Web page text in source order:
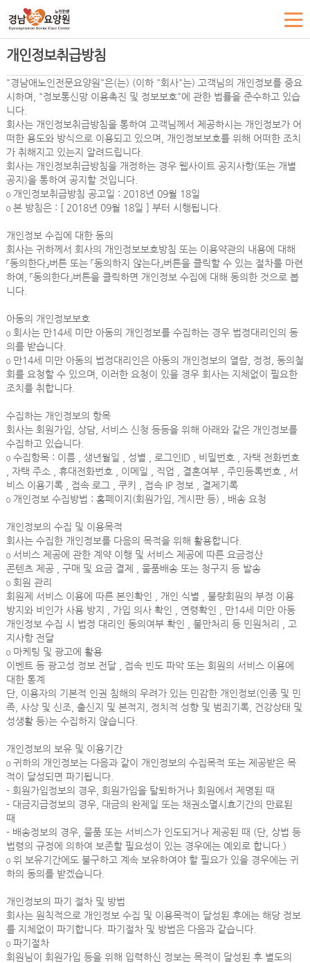
개인정보취급방침
"경남애노인전문요양원"은(는) (이하 "회사"는) 고객님의 개인정보를 중요
시하며, "정보통신망 이용촉진 및 정보보호"에 관한 법률을 준수하고 있습
니다.
회사는 개인정보취급방침을 통하여 고객님께서 제공하시는 개인정보가 어
떠한 용도와 방식으로 이용되고 있으며, 개인정보보호를 위해 어떠한 조치
가 취해지고 있는지 알려드립니다.
회사는 개인정보취급방침을 개정하는 경우 웹사이트 공지사항(또는 개별
공지)을 통하여 공지할 것입니다.
ο 개인정보취급방침 공고일 : 2018년 09월 18일
ο 본 방침은 : [ 2018년 09월 18일 ] 부터 시행됩니다.
개인정보 수집에 대한 동의
회사는 귀하께서 회사의 개인정보보호방침 또는 이용약관의 내용에 대해
「동의한다」버튼 또는 「동의하지 않는다」버튼을 클릭할 수 있는 절차를 마련
하여, 「동의한다」버튼을 클릭하면 개인정보 수집에 대해 동의한 것으로 봅
니다.
아동의 개인정보보호
ο 회사는 만14세 미만 아동의 개인정보를 수집하는 경우 법정대리인의 동
의를 받습니다.
ο 만14세 미만 아동의 법정대리인은 아동의 개인정보의 열람, 정정, 동의철
회를 요청할 수 있으며, 이러한 요청이 있을 경우 회사는 지체없이 필요한
조치를 취합니다.
수집하는 개인정보의 항목
회사는 회원가입, 상담, 서비스 신청 등등을 위해 아래와 같은 개인정보를
수집하고 있습니다.
ο 수집항목 : 이름 , 생년월일 , 성별 , 로그인ID , 비밀번호 , 자택 전화번호
, 자택 주소 , 휴대전화번호 , 이메일 , 직업 , 결혼여부 , 주민등록번호 , 서
비스 이용기록 , 접속 로그 , 쿠키 , 접속 IP 정보 , 결제기록
ο 개인정보 수집방법 : 홈페이지(회원가입, 게시판 등) , 배송 요청
개인정보의 수집 및 이용목적
회사는 수집한 개인정보를 다음의 목적을 위해 활용합니다.
ο 서비스 제공에 관한 계약 이행 및 서비스 제공에 따른 요금정산
콘텐츠 제공 , 구매 및 요금 결제 , 물품배송 또는 청구지 등 발송
ο 회원 관리
회원제 서비스 이용에 따른 본인확인 , 개인 식별 , 불량회원의 부정 이용
방지와 비인가 사용 방지 , 가입 의사 확인 , 연령확인 , 만14세 미만 아동
개인정보 수집 시 법정 대리인 동의여부 확인 , 불만처리 등 민원처리 , 고
지사항 전달
ο 마케팅 및 광고에 활용
이벤트 등 광고성 정보 전달 , 접속 빈도 파악 또는 회원의 서비스 이용에
대한 통계
단, 이용자의 기본적 인권 침해의 우려가 있는 민감한 개인정보(인종 및 민
족, 사상 및 신조, 출신지 및 본적지, 정치적 성향 및 범죄기록, 건강상태 및
성생활 등)는 수집하지 않습니다.
개인정보의 보유 및 이용기간
ο 귀하의 개인정보는 다음과 같이 개인정보의 수집목적 또는 제공받은 목
적이 달성되면 파기됩니다.
- 회원가입정보의 경우, 회원가입을 탈퇴하거나 회원에서 제명된 때
- 대금지급정보의 경우, 대금의 완제일 또는 채권소멸시효기간의 만료된
때
- 배송정보의 경우, 물품 또는 서비스가 인도되거나 제공된 때 (단, 상법 등
법령의 규정에 의하여 보존할 필요성이 있는 경우에는 예외로 합니다.)
ο 위 보유기간에도 불구하고 계속 보유하여야 할 필요가 있을 경우에는 귀
하의 동의를 받겠습니다.
개인정보의 파기 절차 및 방법
회사는 원칙적으로 개인정보 수집 및 이용목적이 달성된 후에는 해당 정보
를 지체없이 파기합니다. 파기절차 및 방법은 다음과 같습니다.
ο 파기절차
회원님이 회원가입 등을 위해 입력하신 정보는 목적이 달성된 후 별도의